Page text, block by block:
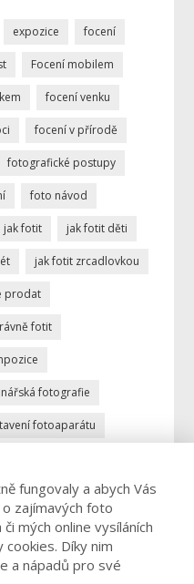
expozice focení
Focení mobilem
focení venku
focení v přírodě
fotografické postupy
foto návod
jak fotit jak fotit děti
jak fotit zrcadlovkou
prodat
fotit
fotografie
fotoaparátu
fotograf
úprava fotografií
fungovaly a abych Vás
zajímavých foto
mých online vysíláních
Díky nim
a nápadů pro své